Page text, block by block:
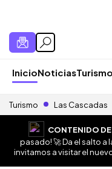
InicioNoticiasTurismo
Turismo Las Cascadas
CONTENIDO
pasado! 🚀 Da el salto a
invitamos a visitar el